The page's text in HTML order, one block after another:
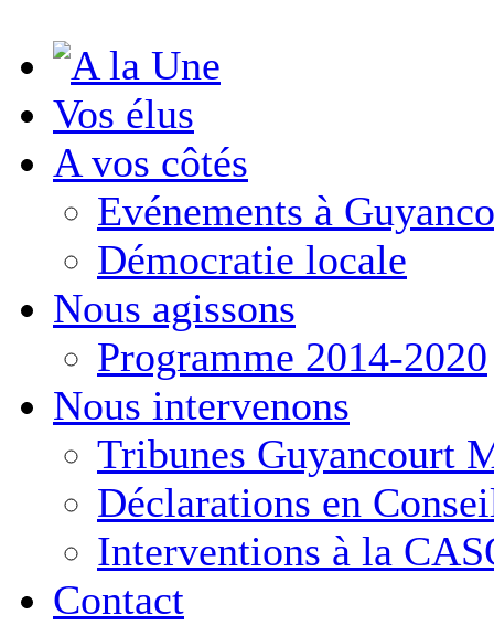
Vos élus
A vos côtés
Evénements à
Démocratie locale
Nous agissons
Programme 2014-2020
Nous intervenons
Tribunes Guyancourt
Déclarations en
Interventions à la
Contact